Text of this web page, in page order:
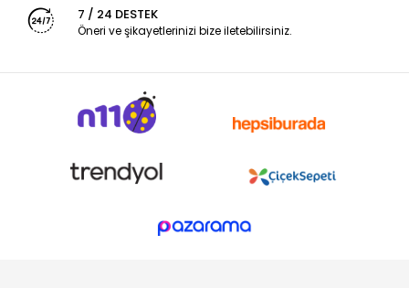
7 / 24 DESTEK
Öneri ve şikayetlerinizi bize iletebilirsiniz.